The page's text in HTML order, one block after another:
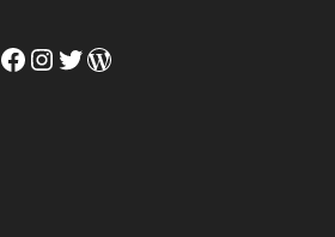
Facebook Instagram Twitter WordPress